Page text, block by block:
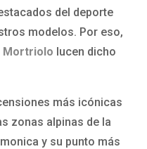
del deporte
modelos. Por eso,
Mortriolo lucen dicho
más icónicas
zonas alpinas de la
y su punto más